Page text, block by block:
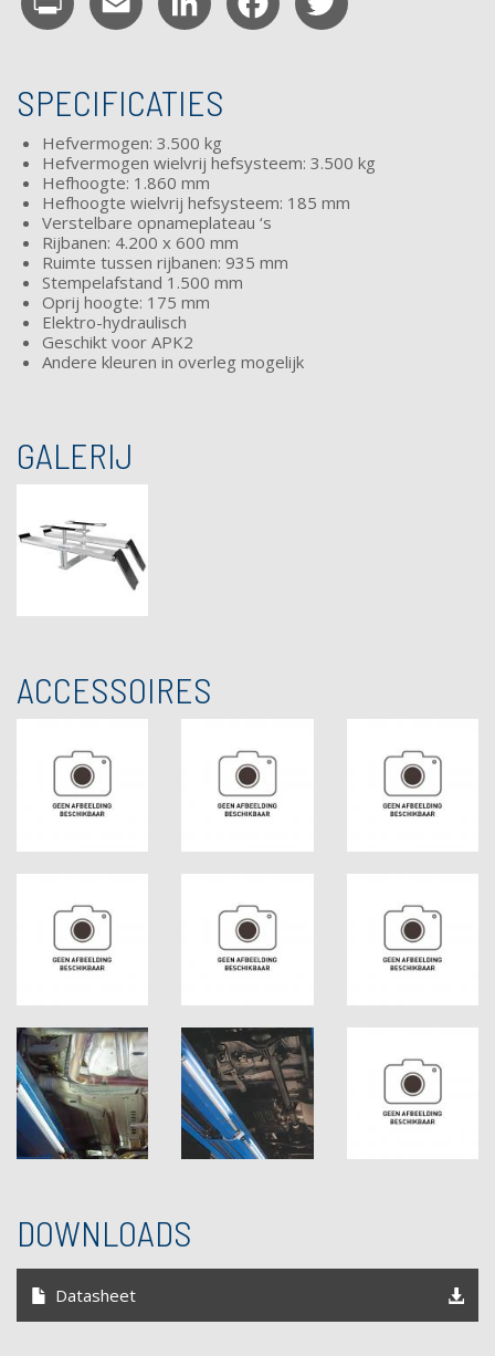
Print Email LinkedInFacebook
SPECIFICATIES
Hefvermogen: 3.500 kg
Hefvermogen wielvrij hefsysteem: 3.500 kg
Hefhoogte: 1.860 mm
Hefhoogte wielvrij hefsysteem: 185 mm
Verstelbare opnameplateau ‘s
Rijbanen: 4.200 x 600 mm
Ruimte tussen rijbanen: 935 mm
Stempelafstand 1.500 mm
Oprij hoogte: 175 mm
Elektro-hydraulisch
Geschikt voor APK2
Andere kleuren in overleg mogelijk
GALERIJ
ACCESSOIRES
DOWNLOADS
Datasheet